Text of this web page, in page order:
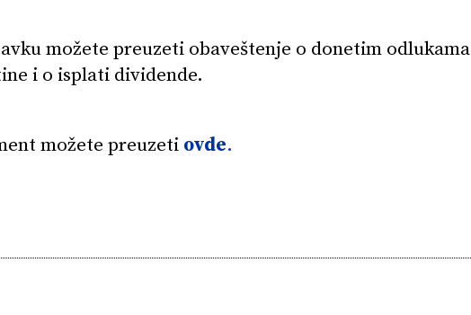
možete preuzeti obaveštenje o donetim odlukama
i o isplati dividende.
možete preuzeti ovde.